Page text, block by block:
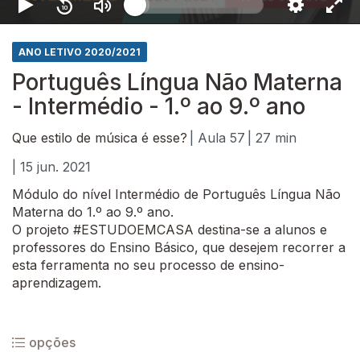
ANO LETIVO 2020/2021
Português Língua Não Materna
- Intermédio - 1.º ao 9.º ano
Que estilo de música é esse? | Aula 57
| 27 min
| 15 jun. 2021
Módulo do nível Intermédio de Português Língua Não
Materna do 1.º ao 9.º ano.
O projeto #ESTUDOEMCASA destina-se a alunos e
professores do Ensino Básico, que desejem recorrer a
esta ferramenta no seu processo de ensino-
aprendizagem.
opções